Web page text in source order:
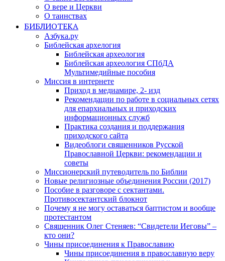
О вере и Церкви
О таинствах
БИБЛИОТЕКА
Азбука.ру
Библейская архелогия
Библейская археология
Библейская археология СПбДА
Мультимедийные пособия
Миссия в интернете
Приход в медиамире, 2- изд
Рекомендации по работе в социальных сетях
для епархиальных и приходских
информационных служб
Практика создания и поддержания
приходского сайта
Видеоблоги священников Русской
Православной Церкви: рекомендации и
советы
Миссионерский путеводитель по Библии
Новые религиозные объединения России (2017)
Пособие в разговоре с сектантами.
Противосектантский блокнот
Почему я не могу оставаться баптистом и вообще
протестантом
Священник Олег Стеняев: “Свидетели Иеговы” –
кто они?
Чины присоединения к Православию
Чины присоединения в православную веру